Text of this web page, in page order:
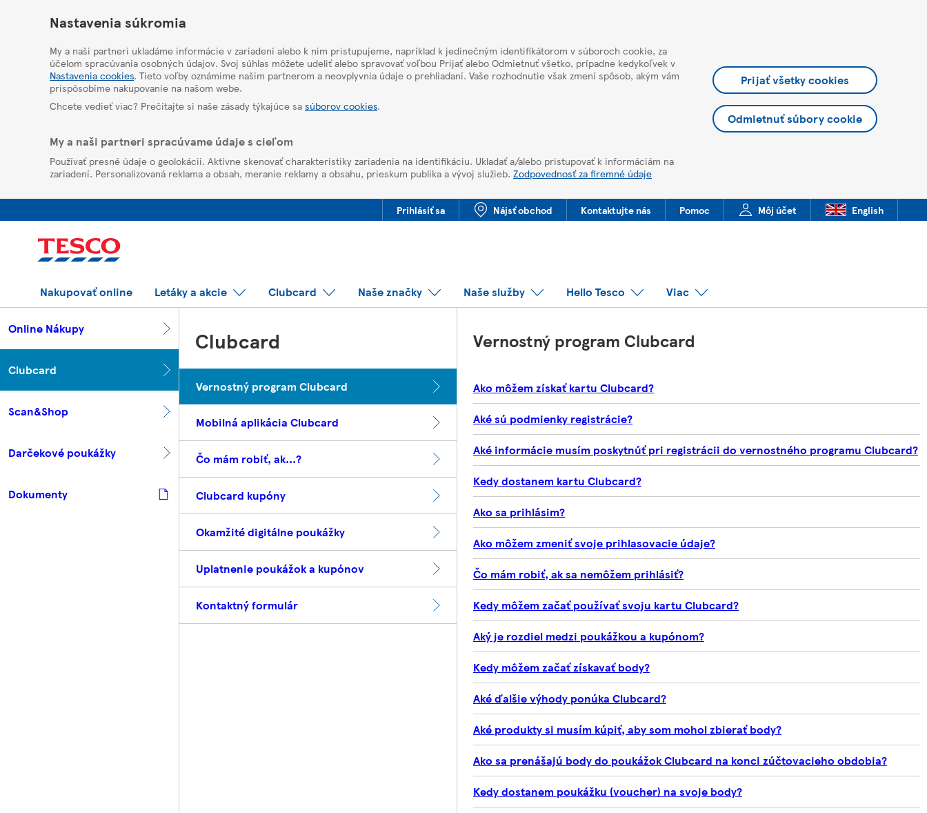
HelpPage
Nastavenia súkromia
My a naši partneri ukladáme informácie v zariadení alebo k nim pristupujeme, napríklad k jedinečným identifikátorom v súboroch cookie, za
účelom spracúvania osobných údajov. Svoj súhlas môžete udeliť alebo spravovať voľbou Prijať alebo Odmietnuť všetko, prípadne kedykoľvek v
Nastavenia cookies. Tieto voľby oznámime našim partnerom a neovplyvnia údaje o prehliadaní. Vaše rozhodnutie však zmení spôsob, akým vám
prispôsobíme nakupovanie na našom webe.
Chcete vedieť viac? Prečítajte si naše zásady týkajúce sa súborov cookies.
My a naši partneri spracúvame údaje s cieľom
Používať presné údaje o geolokácii. Aktívne skenovať charakteristiky zariadenia na identifikáciu. Ukladať a/alebo pristupovať k informáciám na
zariadení. Personalizovaná reklama a obsah, meranie reklamy a obsahu, prieskum publika a vývoj služieb. Zodpovednosť za firemné údaje
Prijať všetky cookies
Odmietnuť súbory cookie
Prihlásiť sa Nájsť obchod Kontaktujte nás Pomoc Môj účet English
Nakupovať online Letáky a akcie Clubcard Naše značky Naše služby Hello Tesco Viac
Online Nákupy
Clubcard
Scan&Shop
Darčekové poukážky
Dokumenty
Clubcard
Vernostný program Clubcard
Mobilná aplikácia Clubcard
Čo mám robiť, ak...?
Clubcard kupóny
Okamžité digitálne poukážky
Uplatnenie poukážok a kupónov
Kontaktný formulár
Vernostný program Clubcard
Ako môžem získať kartu Clubcard?
Aké sú podmienky registrácie?
Aké informácie musím poskytnúť pri registrácii do vernostného programu Clubcard?
Kedy dostanem kartu Clubcard?
Ako sa prihlásim?
Ako môžem zmeniť svoje prihlasovacie údaje?
Čo mám robiť, ak sa nemôžem prihlásiť?
Kedy môžem začať používať svoju kartu Clubcard?
Aký je rozdiel medzi poukážkou a kupónom?
Kedy môžem začať získavať body?
Aké ďalšie výhody ponúka Clubcard?
Aké produkty si musím kúpiť, aby som mohol zbierať body?
Ako sa prenášajú body do poukážok Clubcard na konci zúčtovacieho obdobia?
Kedy dostanem poukážku (voucher) na svoje body?